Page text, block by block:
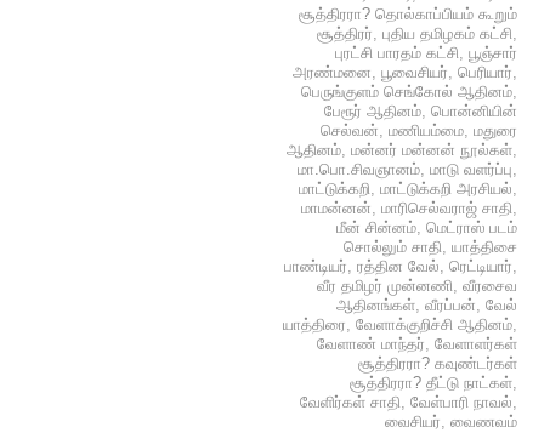
சூத்திரரா? தொல்காப்பியம் கூறும்
சூத்திரர், புதிய தமிழகம் கட்சி,
புரட்சி பாரதம் கட்சி, பூஞ்சார்
அரண்மனை, பூவைசியர், பெரியார்,
பெருங்குளம் செங்கோல் ஆதினம்,
பேரூர் ஆதினம், பொன்னியின்
செல்வன், மணியம்மை, மதுரை
ஆதினம், மன்னர் மன்னன் நூல்கள்,
மா.பொ.சிவஞானம், மாடு வளர்ப்பு,
மாட்டுக்கறி, மாட்டுக்கறி அரசியல்,
மாமன்னன், மாரிசெல்வராஜ் சாதி,
மீன் சின்னம், மெட்ராஸ் படம்
சொல்லும் சாதி, யாத்திசை
பாண்டியர், ரத்தின வேல், ரெட்டியார்,
வீர தமிழர் முன்னணி, வீரசைவ
ஆதினங்கள், வீரப்பன், வேல்
யாத்திரை, வேளாக்குறிச்சி ஆதினம்,
வேளாண் மாந்தர், வேளாளர்கள்
சூத்திரரா? கவுண்டர்கள்
சூத்திரரா? தீட்டு நாட்கள்,
வேளிர்கள் சாதி, வேள்பாரி நாவல்,
வைசியர், வைணவம்